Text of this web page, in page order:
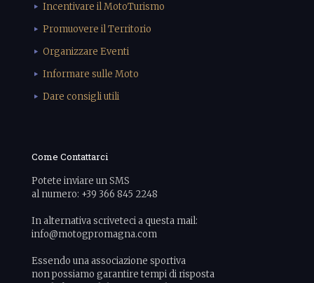
Incentivare il MotoTurismo
Promuovere il Territorio
Organizzare Eventi
Informare sulle Moto
Dare consigli utili
Come Contattarci
Potete inviare un SMS
al numero: +39 366 845 2248
In alternativa scriveteci a questa mail:
info@motogpromagna.com
Essendo una associazione sportiva
non possiamo garantire tempi di risposta